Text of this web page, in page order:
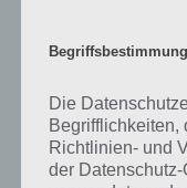
Die
Begrifflichkeiten,
Richtlinien- und
der